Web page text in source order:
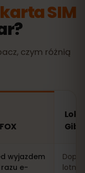
SIM
czym różnią
wyjazdem
e-